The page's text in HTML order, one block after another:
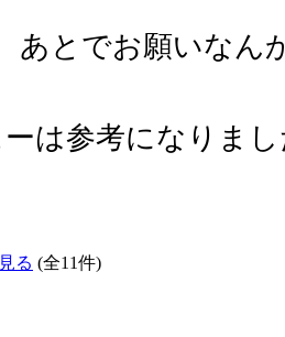
あとでお願いなん
は参考になりま
る (全11件)